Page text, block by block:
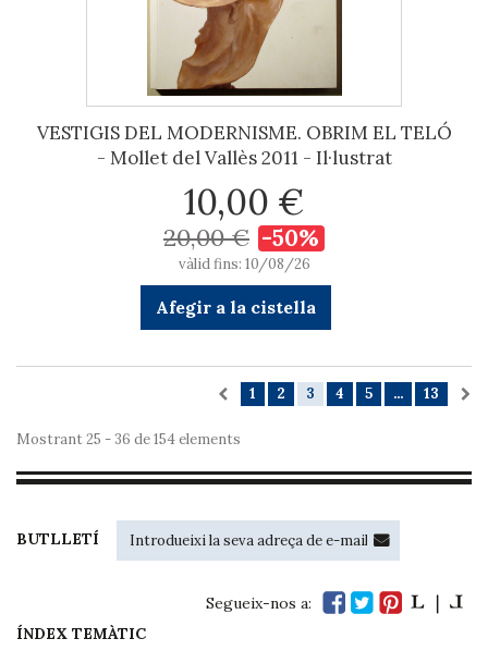
VESTIGIS DEL MODERNISME. OBRIM EL TELÓ
- Mollet del Vallès 2011 - Il·lustrat
10,00 €
20,00 € -50%
vàlid fins: 10/08/26
Afegir a la cistella
1 2 3 4 5 ... 13
Mostrant 25 - 36 de 154 elements
BUTLLETÍ
Segueix-nos a:
ÍNDEX TEMÀTIC